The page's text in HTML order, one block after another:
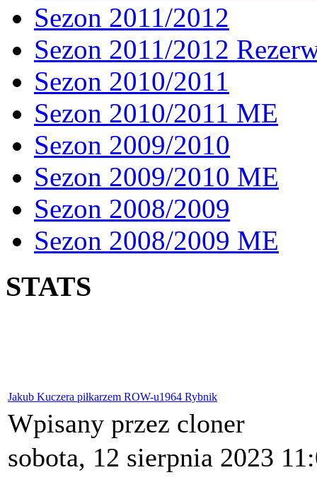
Sezon 2011/2012
Sezon 2011/2012
Sezon 2010/2011
Sezon 2010/2011 ME
Sezon 2009/2010
Sezon 2009/2010 ME
Sezon 2008/2009
Sezon 2008/2009 ME
STATS
Jakub Kuczera piłkarzem ROW-u1964 Rybnik
Wpisany przez cloner
sobota, 12 sierpnia 2023